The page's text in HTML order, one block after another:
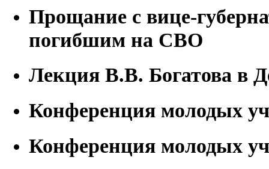
Прощание с вице-
погибшим на СВО
Лекция В.В. Богатова в
Конференция молодых
Конференция молодых